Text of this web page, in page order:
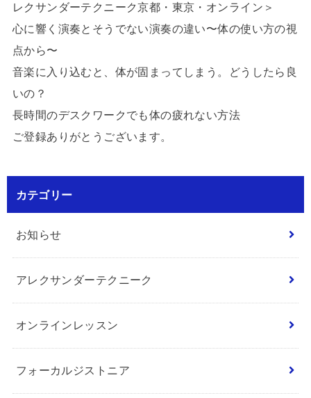
レクサンダーテクニーク京都・東京・オンライン＞
心に響く演奏とそうでない演奏の違い〜体の使い方の視
点から〜
音楽に入り込むと、体が固まってしまう。どうしたら良
いの？
長時間のデスクワークでも体の疲れない方法
ご登録ありがとうございます。
カテゴリー
お知らせ
アレクサンダーテクニーク
オンラインレッスン
フォーカルジストニア